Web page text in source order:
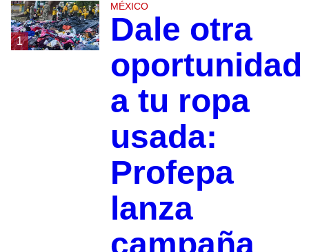
1
MÉXICO
Dale otra
oportunidad
a tu ropa
usada:
Profepa
lanza
campaña